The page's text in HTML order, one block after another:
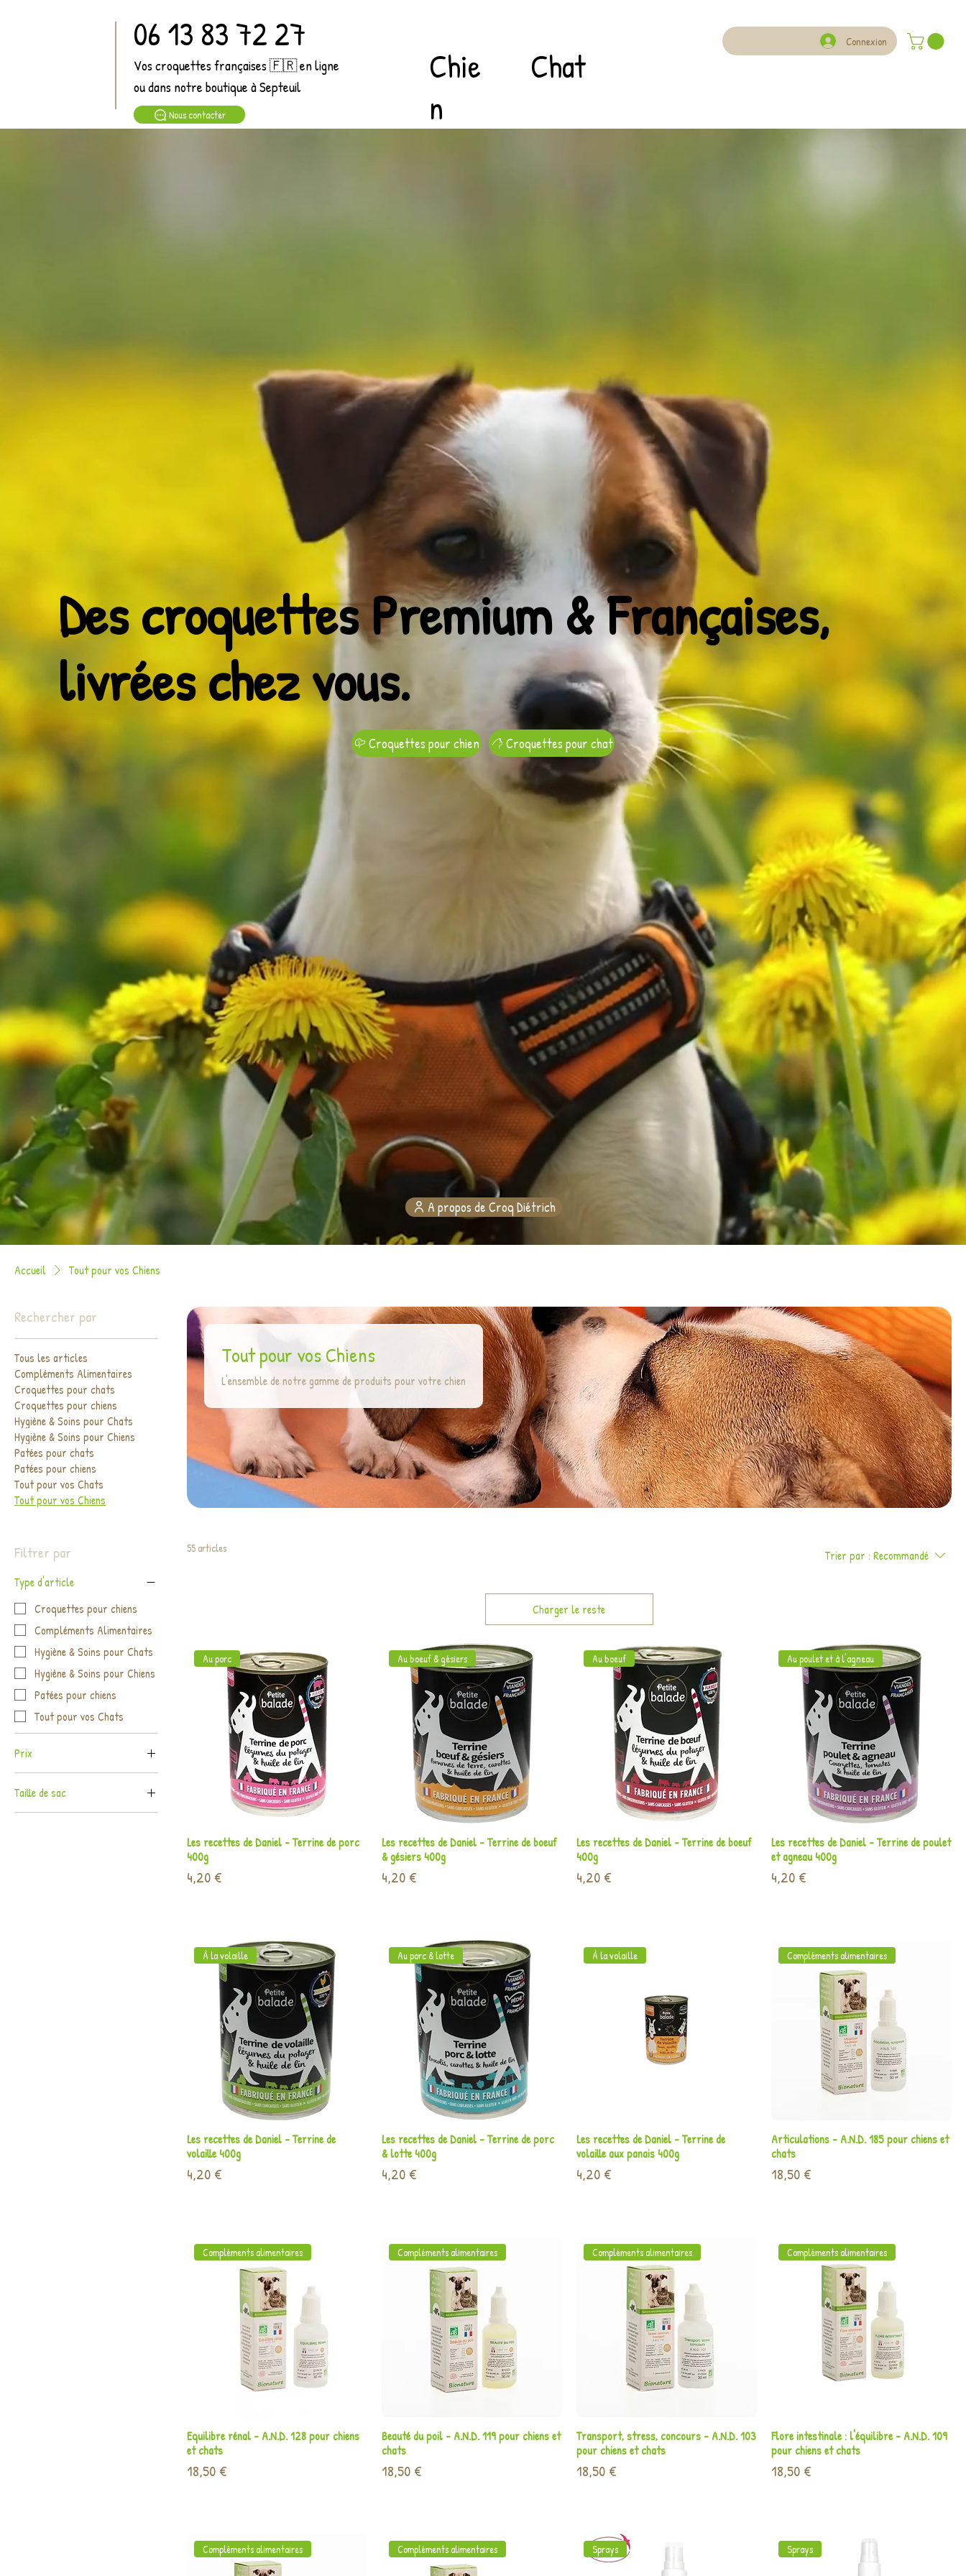
Chie
n
Connexion
Chat
06 13 83 72 27
Vos croquettes françaises 🇫🇷 en ligne
ou dans notre boutique à Septeuil
Nous contacter
Accueil Tout pour vos Chiens
Rechercher par
Tous les articles
Compléments Alimentaires
Croquettes pour chats
Croquettes pour chiens
Hygiène & Soins pour Chats
Hygiène & Soins pour Chiens
Patées pour chats
Patées pour chiens
Tout pour vos Chats
Tout pour vos Chiens
Filtrer par
Type d'article
Croquettes pour chiens
Compléments Alimentaires
Hygiène & Soins pour Chats
Hygiène & Soins pour Chiens
Patées pour chiens
Tout pour vos Chats
Prix
4 € 74 €
Taille de sac
Tout pour vos Chiens
L'ensemble de notre gamme de produits pour votre chien
55 articles Trier par : Recommandé
Charger le reste
Aperçu rapide
Au porc
Les recettes de Daniel - Terrine de porc
400g
Prix
4,20 €
Aperçu rapide
Au boeuf & gésiers
Les recettes de Daniel - Terrine de boeuf
& gésiers 400g
Prix
4,20 €
Aperçu rapide
Au boeuf
Les recettes de Daniel - Terrine de boeuf
400g
Prix
4,20 €
Aperçu rapide
Au poulet et à l'agneau
Les recettes de Daniel - Terrine de poulet
et agneau 400g
Prix
4,20 €
Aperçu rapide
À la volaille
Les recettes de Daniel - Terrine de
volaille 400g
Prix
4,20 €
Aperçu rapide
Au porc & lotte
Les recettes de Daniel - Terrine de porc
& lotte 400g
Prix
4,20 €
Aperçu rapide
À la volaille
Les recettes de Daniel - Terrine de
volaille aux panais 400g
Prix
4,20 €
Aperçu rapide
Compléments alimentaires
Articulations - A.N.D. 185 pour chiens et
chats
Prix
18,50 €
Aperçu rapide
Compléments alimentaires
Equilibre rénal - A.N.D. 128 pour chiens
et chats
Prix
18,50 €
Aperçu rapide
Compléments alimentaires
Beauté du poil - A.N.D. 119 pour chiens et
chats
Prix
18,50 €
Aperçu rapide
Compléments alimentaires
Transport, stress, concours - A.N.D. 103
pour chiens et chats
Prix
18,50 €
Aperçu rapide
Compléments alimentaires
Flore intestinale : l'équilibre - A.N.D. 109
pour chiens et chats
Prix
18,50 €
Compléments alimentaires Compléments alimentaires Sprays Sprays
Des croquettes Premium & Françaises,
livrées chez vous.
Croquettes pour chien Croquettes pour chat
A propos de Croq Diétrich